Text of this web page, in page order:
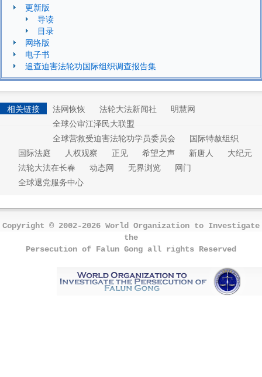
更新版
导读
目录
网络版
电子书
追查迫害法轮功国际组织调查报告集
相关链接 法网恢恢 法轮大法新闻社
明慧网
全球公审江泽民大联盟
全球营救受迫害法轮功学员委员会
国际特赦组织
国际法庭
人权观察 正见 希望之声 新唐人
大纪元
法轮大法在长春
动态网 无界浏览
网门
全球退党服务中心
Copyright © 2002-2026 World Organization to Investigate
the
Persecution of Falun Gong all rights Reserved